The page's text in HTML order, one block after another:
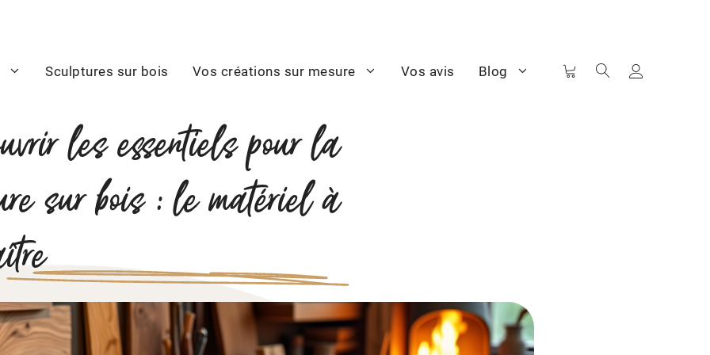
Sculptures sur bois Vos créations sur mesure Vos avis Blog
les essentiels pour la
sur bois : le matériel à